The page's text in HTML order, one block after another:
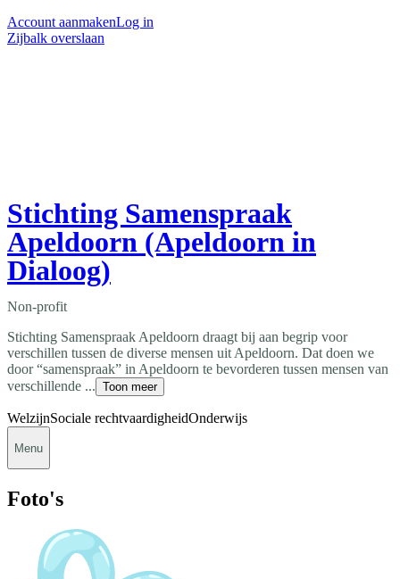
Account aanmakenLog in
Zijbalk overslaan
Stichting Samenspraak
Apeldoorn (Apeldoorn in
Dialoog)
Non-profit
Stichting Samenspraak Apeldoorn draagt bij aan begrip voor
verschillen tussen de diverse mensen uit Apeldoorn. Dat doen we
door “samenspraak” in Apeldoorn te bevorderen tussen mensen van
verschillende ... Toon meer
WelzijnSociale rechtvaardigheidOnderwijs
Menu
Foto's